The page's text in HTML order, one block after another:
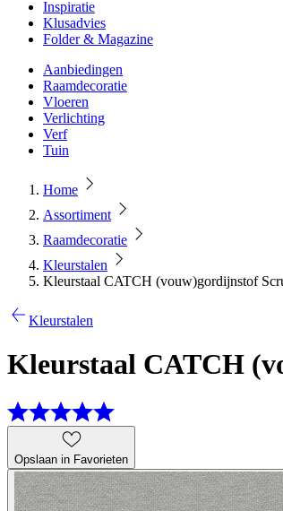
Inspiratie
Klusadvies
Folder & Magazine
Aanbiedingen
Raamdecoratie
Vloeren
Verlichting
Verf
Tuin
Home
Assortiment
Raamdecoratie
Kleurstalen
Kleurstaal CATCH (vouw)gordijnstof
Kleurstalen
Kleurstaal CATCH
Opslaan in Favorieten